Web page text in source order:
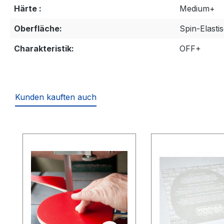
Härte :
Medium+
Oberfläche:
Spin-
Charakteristik:
OFF+
Kunden kauften auch